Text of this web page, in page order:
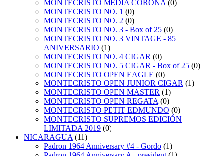
MONTECRISTO MEDIA CORONA (0)
MONTECRISTO NO. 1 (0)
MONTECRISTO NO. 2 (0)
MONTECRISTO NO. 3 - Box of 25 (0)
MONTECRISTO NO. 3 VINTAGE - 85
ANIVERSARIO (1)
MONTECRISTO NO. 4 CIGAR (0)
MONTECRISTO NO. 5 CIGAR - Box of 25 (0)
MONTECRISTO OPEN EAGLE (0)
MONTECRISTO OPEN JUNIOR CIGAR (1)
MONTECRISTO OPEN MASTER (1)
MONTECRISTO OPEN REGATA (0)
MONTECRISTO PETIT EDMUNDO (0)
MONTECRISTO SUPREMOS EDICIÓN
LIMITADA 2019 (0)
NICARAGUA (11)
Padron 1964 Anniversary #4 - Gordo (1)